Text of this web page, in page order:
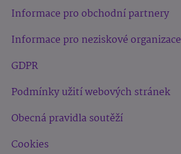
Informace pro obchodní partnery
Informace pro neziskové organizace
GDPR
Podmínky užití webových stránek
Obecná pravidla soutěží
Cookies